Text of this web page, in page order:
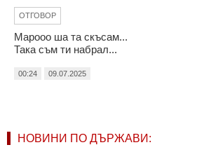
ОТГОВОР
Марооо ша та скъсам...
Така съм ти набрал...
00:24 09.07.2025
НОВИНИ ПО ДЪРЖАВИ: